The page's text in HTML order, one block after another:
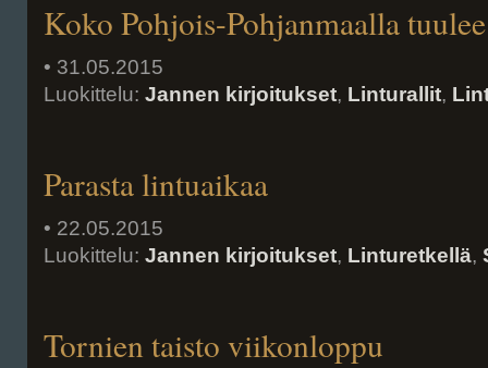
Koko Pohjois-Pohjanmaalla tuulee
• 31.05.2015
Luokittelu: Jannen kirjoitukset, Linturallit,
Parasta lintuaikaa
• 22.05.2015
Luokittelu: Jannen kirjoitukset, Linturetkellä,
Tornien taisto viikonloppu